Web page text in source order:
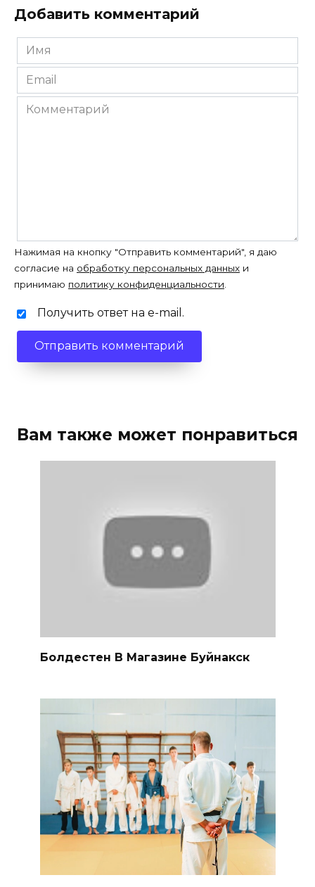
Добавить комментарий
Имя
*
Email
*
Комментарий
Нажимая на кнопку "Отправить комментарий", я даю
согласие на обработку персональных данных и
принимаю политику конфиденциальности
Получить ответ на e-mail.
Вам также может понравиться
Болдестен В Магазине Буйнакск